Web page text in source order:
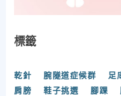
標籤
乾針 腕隧道症候群 足
肩膀
鞋子挑選 腳踝